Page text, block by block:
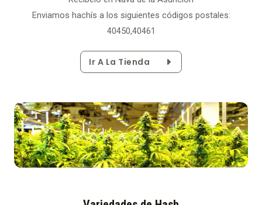
Enviamos hachís a los siguientes códigos postales:
40450,40461
Ir A La Tienda